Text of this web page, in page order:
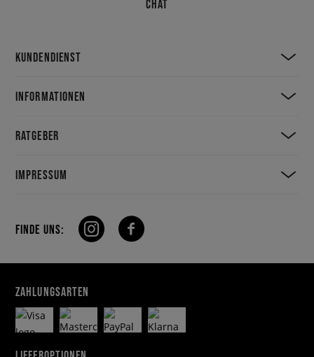
CHAT
KUNDENDIENST
INFORMATIONEN
RATGEBER
IMPRESSUM
FINDE UNS:
ZAHLUNGSARTEN